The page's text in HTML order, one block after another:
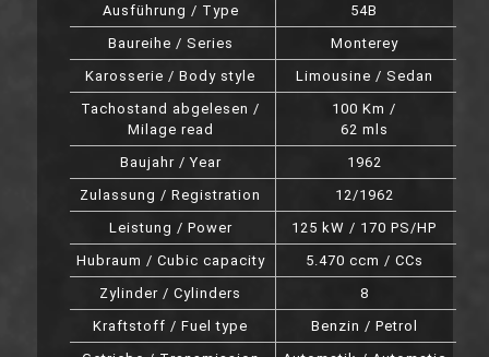
Ausführung / Type
54B
Baureihe / Series
Monterey
Karosserie / Body style
Limousine / Sedan
Tachostand abgelesen /
Milage read
100 Km /
62 mls
Baujahr / Year
1962
Zulassung / Registration
12/1962
Leistung / Power
125 kW / 170 PS/HP
Hubraum / Cubic capacity
5.470 ccm / CCs
Zylinder / Cylinders
8
Kraftstoff / Fuel type
Benzin / Petrol